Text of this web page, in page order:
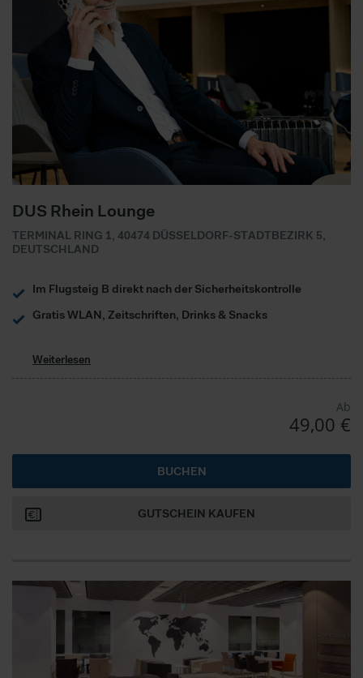
DUS Rhein Lounge
TERMINAL RING 1, 40474 DÜSSELDORF-STADTBEZIRK 5,
DEUTSCHLAND
Im Flugsteig B direkt nach der Sicherheitskontrolle
Gratis WLAN, Zeitschriften, Drinks & Snacks
Weiterlesen
Ab
49,00 €
BUCHEN
GUTSCHEIN KAUFEN